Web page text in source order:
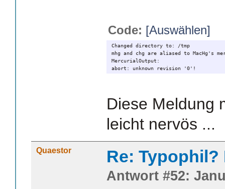
Code: [Auswählen]
Changed directory to: /tmp
mhg and chg are aliased to
MercurialOutput:
abort: unknown revision '0'!
Diese Meldung
leicht nervös ...
Quaestor Re:
Antwort #52: